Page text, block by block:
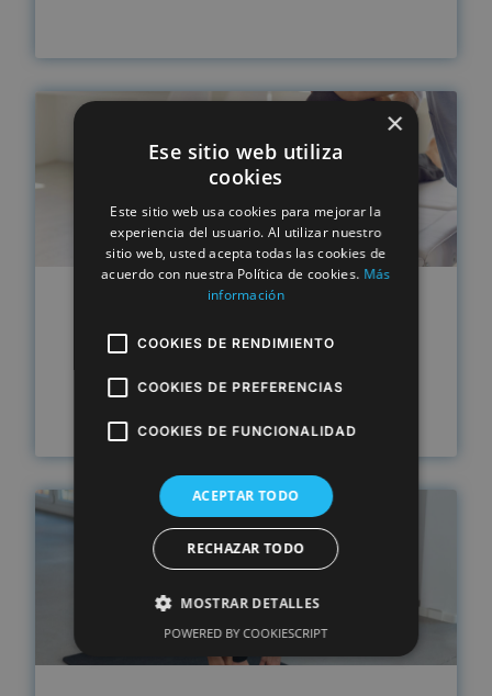
×
Ese sitio web utiliza
cookies
Este sitio web usa cookies para mejorar la
experiencia del usuario. Al utilizar nuestro
sitio web, usted acepta todas las cookies de
acuerdo con nuestra Política de cookies. Más
información
COOKIES DE RENDIMIENTO
COOKIES DE PREFERENCIAS
COOKIES DE FUNCIONALIDAD
ACEPTAR TODO
RECHAZAR TODO
MOSTRAR DETALLES
POWERED BY COOKIESCRIPT